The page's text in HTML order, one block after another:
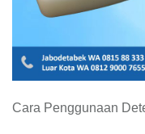
Cara Penggunaan